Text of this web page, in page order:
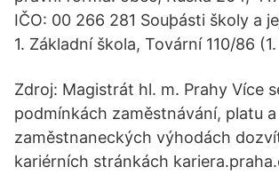
IČO: 00 266 281 Souþásti školy a
1. Základní škola, Tovární 110/86 (1.
Zdroj: Magistrát hl. m. Prahy Více
podmínkách zaměstnávání, platu a
zaměstnaneckých výhodách
kariérních stránkách